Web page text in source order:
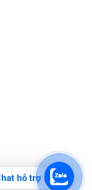
hỗ trợ